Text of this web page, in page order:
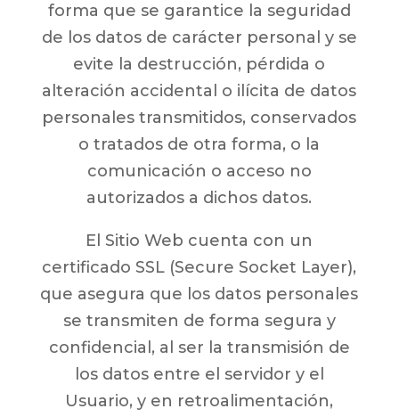
forma que se garantice la seguridad
de los datos de carácter personal y se
evite la destrucción, pérdida o
alteración accidental o ilícita de datos
personales transmitidos, conservados
o tratados de otra forma, o la
comunicación o acceso no
autorizados a dichos datos.
El Sitio Web cuenta con un
certificado SSL (Secure Socket Layer),
que asegura que los datos personales
se transmiten de forma segura y
confidencial, al ser la transmisión de
los datos entre el servidor y el
Usuario, y en retroalimentación,